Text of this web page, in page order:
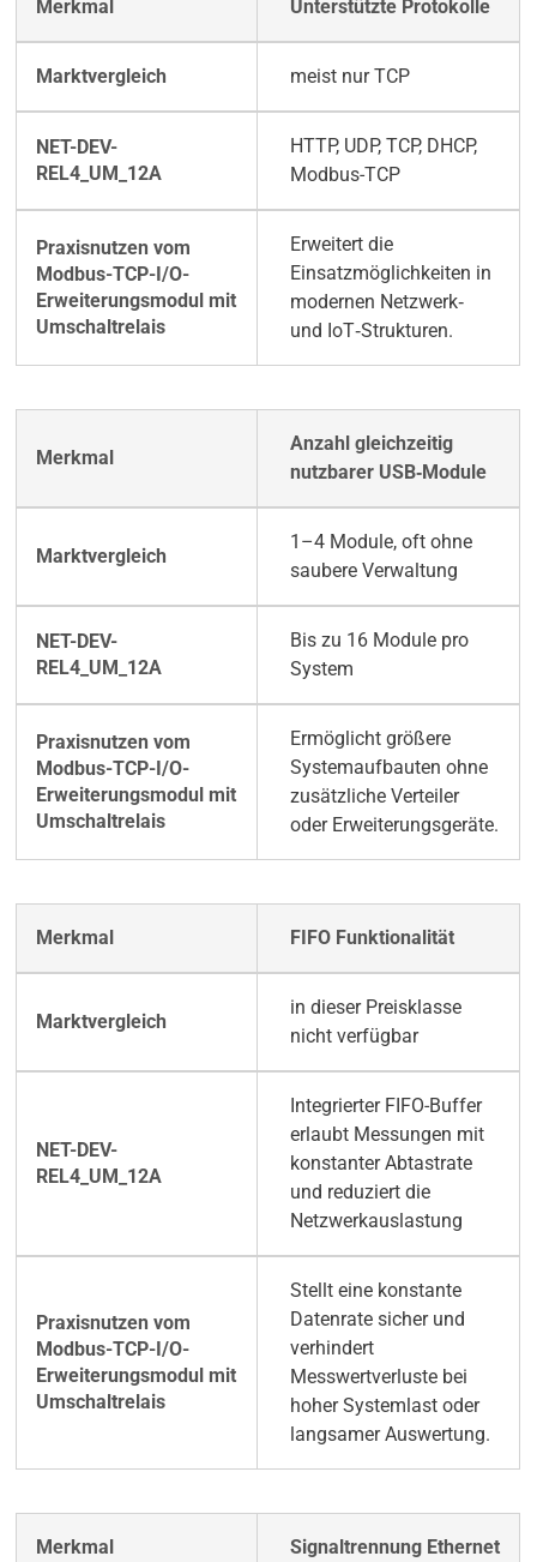
Unterstützte Protokolle
meist nur TCP
HTTP, UDP, TCP, DHCP,
Modbus-TCP
Erweitert die
Einsatzmöglichkeiten in
modernen Netzwerk‑
und IoT‑Strukturen.
Anzahl gleichzeitig
nutzbarer USB‑Module
1–4 Module, oft ohne
saubere Verwaltung
Bis zu 16 Module pro
System
Ermöglicht größere
Systemaufbauten ohne
zusätzliche Verteiler
oder Erweiterungsgeräte.
FIFO Funktionalität
in dieser Preisklasse
nicht verfügbar
Integrierter FIFO-Buffer
erlaubt Messungen mit
konstanter Abtastrate
und reduziert die
Netzwerkauslastung
Stellt eine konstante
Datenrate sicher und
verhindert
Messwertverluste bei
hoher Systemlast oder
langsamer Auswertung.
Signaltrennung Ethernet